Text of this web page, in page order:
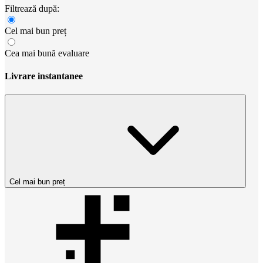
Filtrează după:
Cel mai bun preț
Cea mai bună evaluare
Livrare instantanee
Cel mai bun preț